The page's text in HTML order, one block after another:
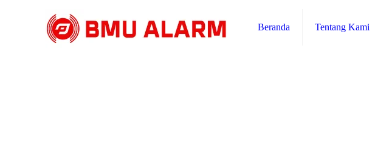
Beranda Tentang Kami